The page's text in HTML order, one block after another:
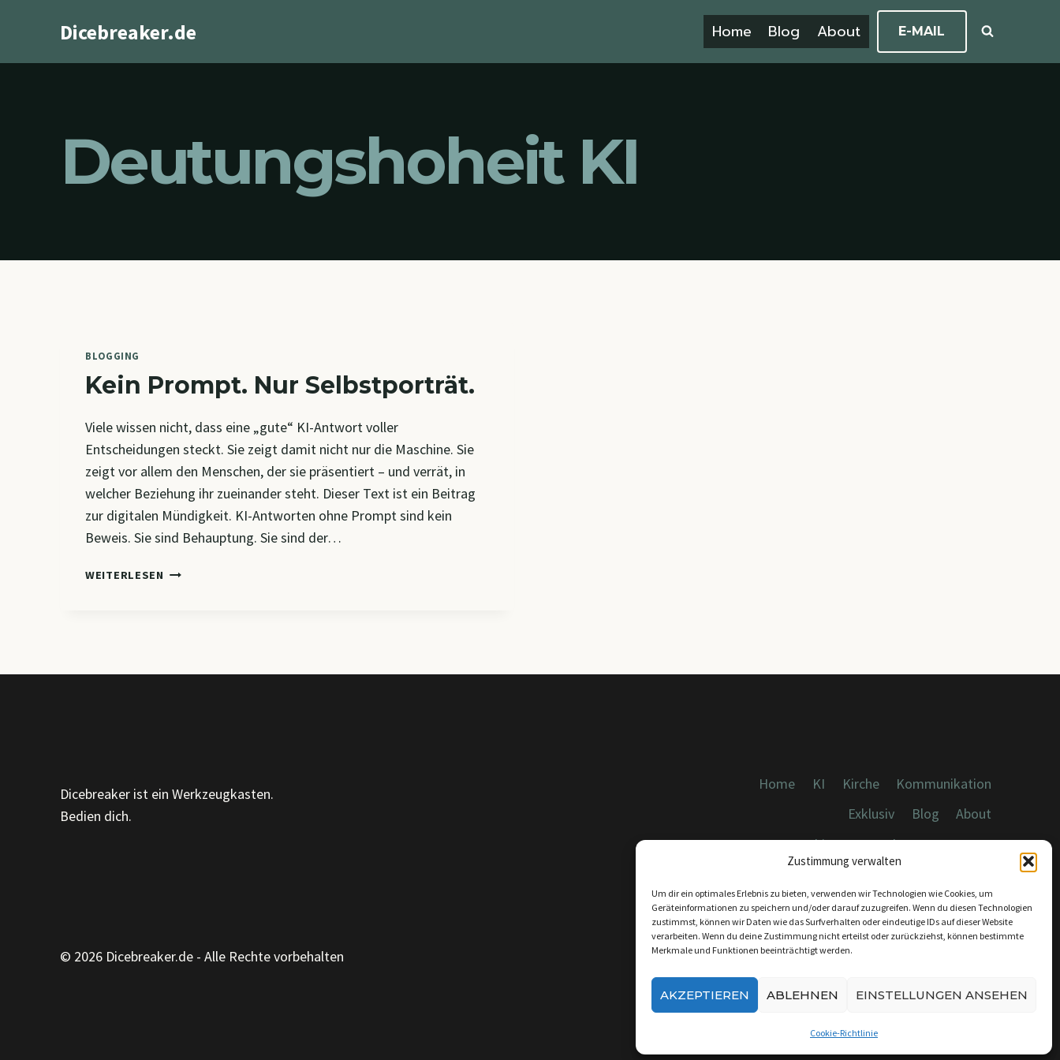
Zustimmung verwalten
Um dir ein optimales Erlebnis zu bieten, verwenden wir Technologien wie Cookies, um
Geräteinformationen zu speichern und/oder darauf zuzugreifen. Wenn du diesen Technologien
zustimmst, können wir Daten wie das Surfverhalten oder eindeutige IDs auf dieser Website
verarbeiten. Wenn du deine Zustimmung nicht erteilst oder zurückziehst, können bestimmte
Merkmale und Funktionen beeinträchtigt werden.
AKZEPTIEREN ABLEHNEN EINSTELLUNGEN ANSEHEN
Cookie-Richtlinie
Dicebreaker.de Home Blog About E-MAIL
Deutungshoheit KI
BLOGGING
Kein Prompt. Nur Selbstporträt.
Viele wissen nicht, dass eine „gute“ KI-Antwort voller
Entscheidungen steckt. Sie zeigt damit nicht nur die Maschine. Sie
zeigt vor allem den Menschen, der sie präsentiert – und verrät, in
welcher Beziehung ihr zueinander steht. Dieser Text ist ein Beitrag
zur digitalen Mündigkeit. KI-Antworten ohne Prompt sind kein
Beweis. Sie sind Behauptung. Sie sind der…
WEITERLESEN KEIN
Dicebreaker ist ein Werkzeugkasten.
Bedien dich.
Home KI Kirche
Kommunikation
Exklusiv
Blog
About
Cookies, Datenschutz, Impressum
© 2026 Dicebreaker.de - Alle Rechte vorbehalten
KONTAKT: